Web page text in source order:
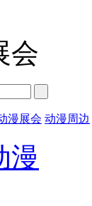
会
漫展会 动漫周边
漫